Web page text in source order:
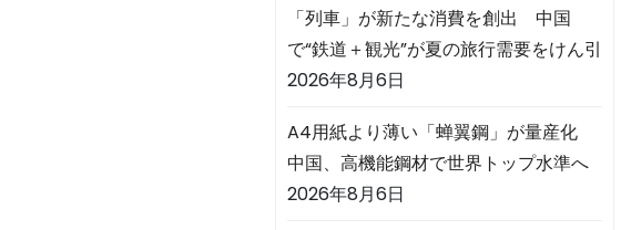
「列車」が新たな消費を創出 中国
で“鉄道＋観光”が夏の旅行需要をけん引
2026年8月6日
A4用紙より薄い「蝉翼鋼」が量産化
中国、高機能鋼材で世界トップ水準へ
2026年8月6日